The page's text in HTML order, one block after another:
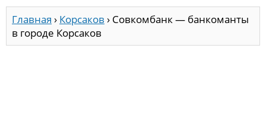
Главная › Корсаков › Совкомбанк — банкоманты
в городе Корсаков